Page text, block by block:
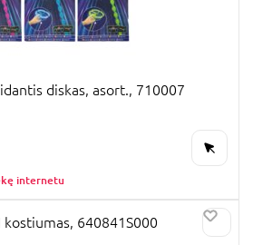
diskas, asort., 710007
internetu
kostiumas, 640841S000